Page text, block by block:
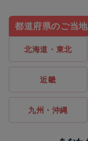
都道府県のご当
北海道・東北
近畿
九州・沖縄